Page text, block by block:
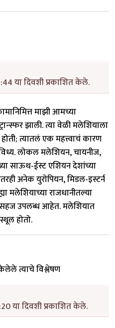
या दिवशी प्रकाशित केले.
माझी आमच्या
झाली. त्या वेळी मलेशियाला
त्यातलं एक महत्त्वाचं कारण
लोकल मलेशियन, चायनीज,
साऊथ-ईस्ट एशियन देशांच्या
अनेक युरोपियन, मिडल-इस्टर्न
मलेशियाच्या राजधानीतल्या
सहज उपलब्ध आहेत. मलेशियात
होतो.
त्याचे विश्लेषण
या दिवशी प्रकाशित केले.